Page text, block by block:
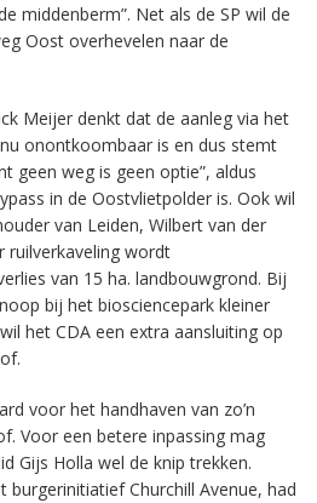
middenberm”. Net als de SP wil de
Oost overhevelen naar de
Meijer denkt dat de aanleg via het
onontkoombaar is en dus stemt
geen weg is geen optie”, aldus
in de Oostvlietpolder is. Ook wil
van Leiden, Wilbert van der
ruilverkaveling wordt
van 15 ha. landbouwgrond. Bij
bij het biosciencepark kleiner
het CDA een extra aansluiting op
voor het handhaven van zo’n
Voor een betere inpassing mag
Gijs Holla wel de knip trekken.
burgerinitiatief Churchill Avenue, had